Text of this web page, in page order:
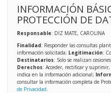
INFORMACIÓN
PROTECCIÓN DE
Responsable: DIZ MATE, CAROLINA
Finalidad: Responder las consultas
información solicitada; Legitimación:
Destinatarios: Solo se realizan
Derechos: Acceder, rectificar y suprimir,
indica en la información adicional;
consultar la información completa de
de Privacidad